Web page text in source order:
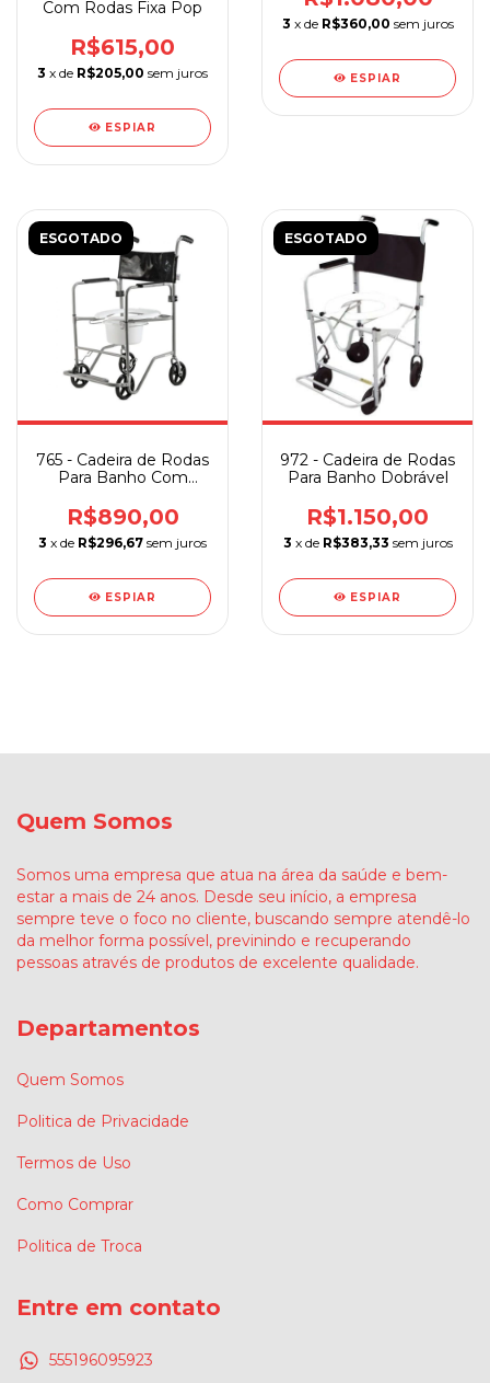
Com Rodas Fixa Pop
R$615,00
3 x de R$205,00 sem juros
ESPIAR
3 x de R$360,00 sem juros
ESPIAR
ESGOTADO
765 - Cadeira de Rodas
Para Banho Com
R$890,00
3 x de R$296,67 sem juros
ESPIAR
ESGOTADO
972 - Cadeira de Rodas
Para Banho Dobrável
R$1.150,00
3 x de R$383,33 sem juros
ESPIAR
Quem Somos
Somos uma empresa que atua na área da saúde e bem-
estar a mais de 24 anos. Desde seu início, a empresa
sempre teve o foco no cliente, buscando sempre atendê-lo
da melhor forma possível, previnindo e recuperando
pessoas através de produtos de excelente qualidade.
Departamentos
Quem Somos
Politica de Privacidade
Termos de Uso
Como Comprar
Politica de Troca
Entre em contato
555196095923